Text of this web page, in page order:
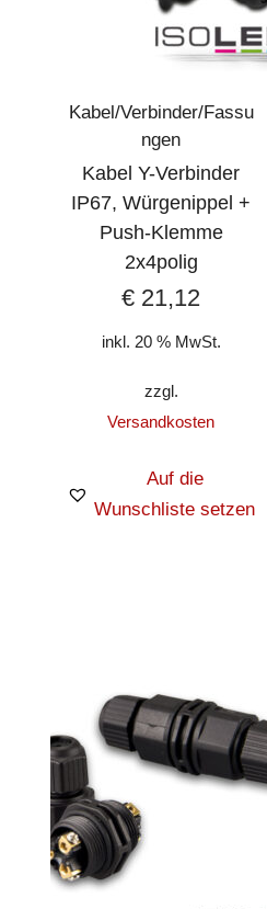
Kabel/Verbinder/Fassu
ngen
Kabel Y-Verbinder
IP67, Würgenippel +
Push-Klemme
2x4polig
€ 21,12
inkl. 20 % MwSt.
zzgl.
Versandkosten
Auf die
Wunschliste setzen